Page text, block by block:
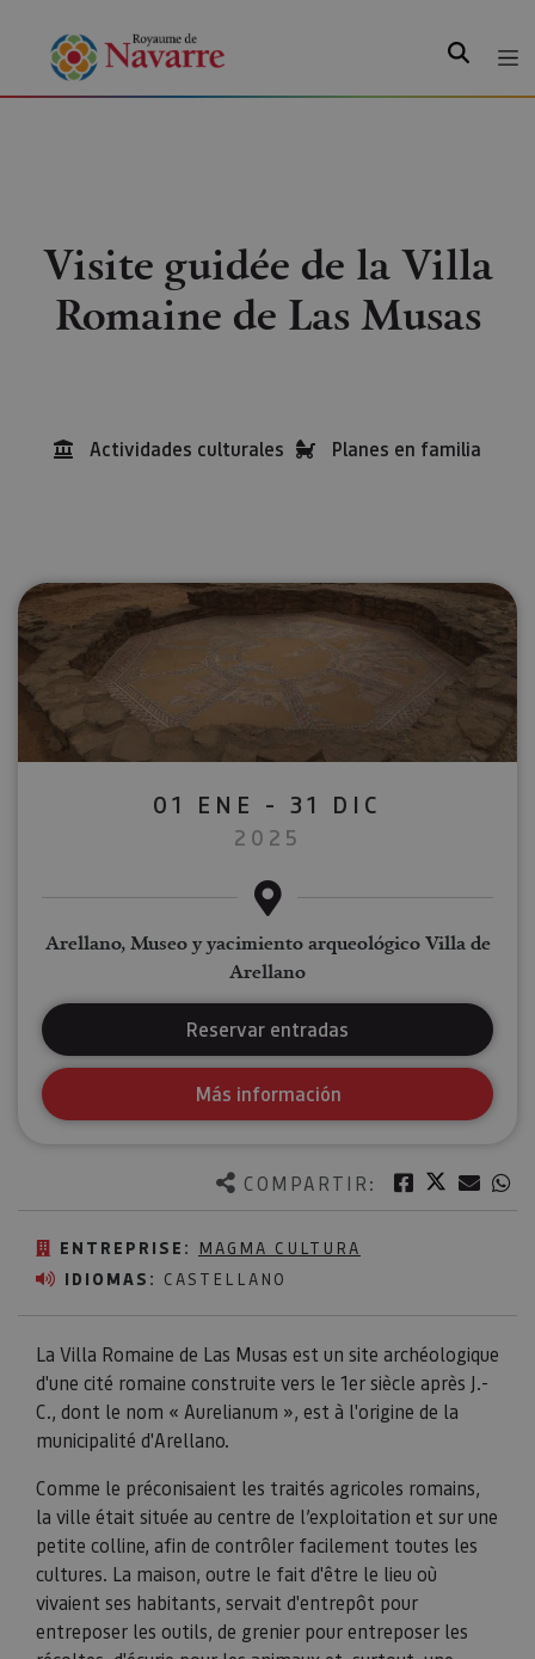
Visite guidée de la Villa
Romaine de Las Musas
Actividades culturales Planes en familia
COMPARTIR: Facebook
Twitter
ENTREPRISE: MAGMA CULTURA
IDIOMAS: CASTELLANO
La Villa Romaine de Las Musas est un site archéologique
d'une cité romaine construite vers le 1er siècle après J.-
C., dont le nom « Aurelianum », est à l'origine de la
municipalité d'Arellano.
Comme le préconisaient les traités agricoles romains,
la ville était située au centre de l’exploitation et sur une
petite colline, afin de contrôler facilement toutes les
cultures. La maison, outre le fait d'être le lieu où
vivaient ses habitants, servait d'entrepôt pour
entreposer les outils, de grenier pour entreposer les
01 ENE - 31 DIC
2025
Arellano, Museo y yacimiento arqueológico Villa de
Arellano
Reservar entradas
Más información